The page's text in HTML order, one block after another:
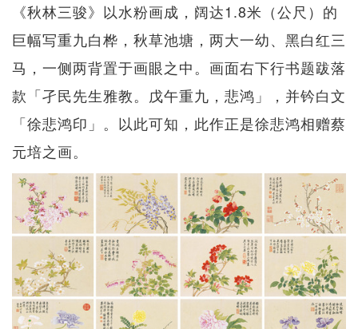
《秋林三骏》以水粉画成，阔达1.8米（公尺）的
巨幅写重九白桦，秋草池塘，两大一幼、黑白红三
马，一侧两背置于画眼之中。画面右下行书题跋落
款「孑民先生雅教。戊午重九，悲鸿」，并钤白文
「徐悲​​鸿印」。以此可知，此作正是徐悲鸿相赠蔡
元培之画。